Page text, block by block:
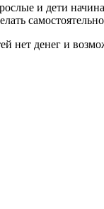
и дети
нет денег и